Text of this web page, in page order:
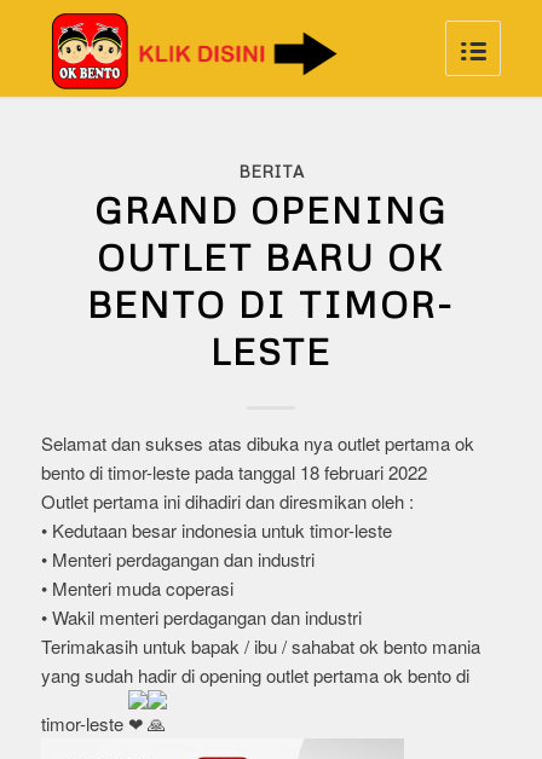
BERITA
GRAND OPENING
OUTLET BARU OK
BENTO DI TIMOR-
LESTE
Selamat dan sukses atas dibuka nya outlet pertama ok
bento di timor-leste pada tanggal 18 februari 2022
Outlet pertama ini dihadiri dan diresmikan oleh :
• Kedutaan besar indonesia untuk timor-leste
• Menteri perdagangan dan industri
• Menteri muda coperasi
• Wakil menteri perdagangan dan industri
Terimakasih untuk bapak / ibu / sahabat ok bento mania
yang sudah hadir di opening outlet pertama ok bento di
timor-leste